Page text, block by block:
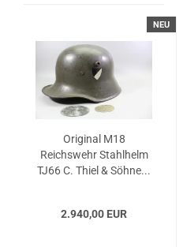
NEU
Original M18
Reichswehr Stahlhelm
TJ66 C. Thiel & Söhne...
2.940,00 EUR